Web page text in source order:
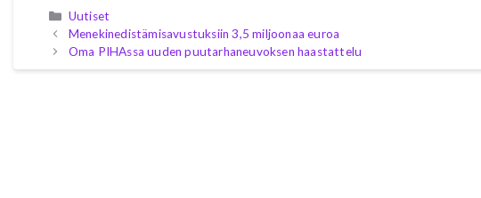
Kategoriat
Uutiset
Menekinedistämisavustuksiin 3,5 miljoonaa euroa
Oma PIHAssa uuden puutarhaneuvoksen haastattelu